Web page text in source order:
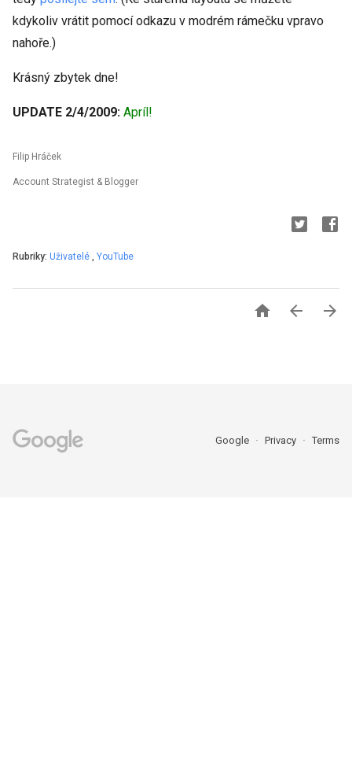
kdykoliv vrátit pomocí odkazu v modrém rámečku vpravo
nahoře.)
Krásný zbytek dne!
UPDATE 2/4/2009: Apríl!
Filip Hráček
Account Strategist & Blogger
Rubriky: Uživatelé , YouTube
  
Google Privacy Terms